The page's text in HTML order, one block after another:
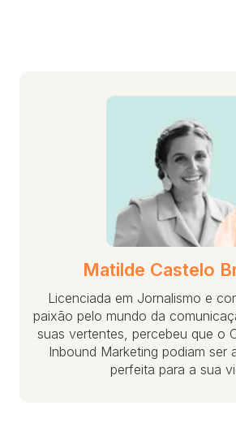
Matilde Castelo
Licenciada em Jornalismo e
paixão pelo mundo da
suas vertentes, percebeu que o
Inbound Marketing podiam ser
perfeita para a sua